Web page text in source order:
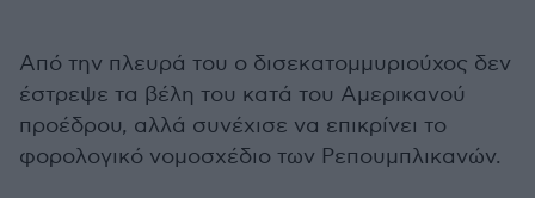
Από την πλευρά του ο δισεκατομμυριούχος δεν
έστρεψε τα βέλη του κατά του Αμερικανού
προέδρου, αλλά συνέχισε να επικρίνει το
φορολογικό νομοσχέδιο των Ρεπουμπλικανών.